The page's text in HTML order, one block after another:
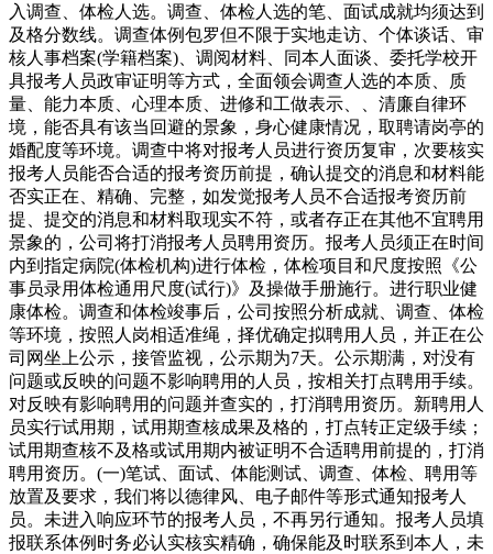
入调查、体检人选。调查、体检人选的笔、面试成就均须达到
及格分数线。调查体例包罗但不限于实地走访、个体谈话、审
核人事档案(学籍档案)、调阅材料、同本人面谈、委托学校开
具报考人员政审证明等方式，全面领会调查人选的本质、质
量、能力本质、心理本质、进修和工做表示、、清廉自律环
境，能否具有该当回避的景象，身心健康情况，取聘请岗亭的
婚配度等环境。调查中将对报考人员进行资历复审，次要核实
报考人员能否合适的报考资历前提，确认提交的消息和材料能
否实正在、精确、完整，如发觉报考人员不合适报考资历前
提、提交的消息和材料取现实不符，或者存正在其他不宜聘用
景象的，公司将打消报考人员聘用资历。报考人员须正在时间
内到指定病院(体检机构)进行体检，体检项目和尺度按照《公
事员录用体检通用尺度(试行)》及操做手册施行。进行职业健
康体检。调查和体检竣事后，公司按照分析成就、调查、体检
等环境，按照人岗相适准绳，择优确定拟聘用人员，并正在公
司网坐上公示，接管监视，公示期为7天。公示期满，对没有
问题或反映的问题不影响聘用的人员，按相关打点聘用手续。
对反映有影响聘用的问题并查实的，打消聘用资历。新聘用人
员实行试用期，试用期查核成果及格的，打点转正定级手续；
试用期查核不及格或试用期内被证明不合适聘用前提的，打消
聘用资历。(一)笔试、面试、体能测试、调查、体检、聘用等
放置及要求，我们将以德律风、电子邮件等形式通知报考人
员。未进入响应环节的报考人员，不再另行通知。报考人员填
报联系体例时务必认实核实精确，确保能及时联系到本人，未